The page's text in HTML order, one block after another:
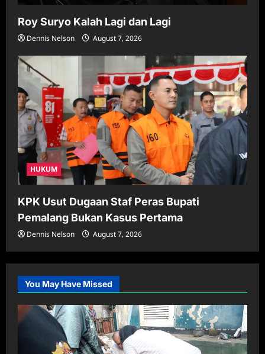
Roy Suryo Kalah Lagi dan Lagi
Dennis Nelson August 7, 2026
HUKUM
KPK Usut Dugaan Staf Peras Bupati
Pemalang Bukan Kasus Pertama
Dennis Nelson August 7, 2026
You May Have Missed